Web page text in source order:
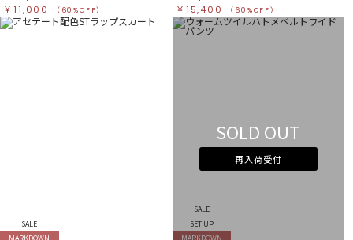
￥11,000
（60%OFF）
￥15,400
（60%OFF）
SALE
SOLD OUT
再入荷受付
SALE
SET UP